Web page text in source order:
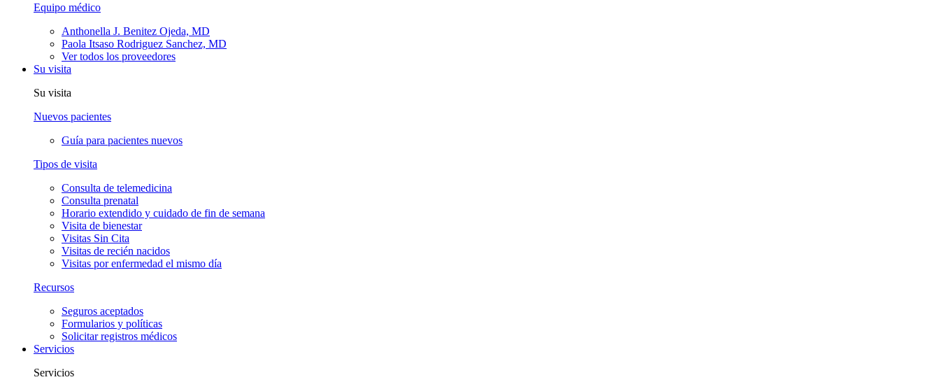
Equipo médico
Anthonella J. Benitez Ojeda, MD
Paola Itsaso Rodriguez Sanchez, MD
Ver todos los proveedores
Su visita
Su visita
Nuevos pacientes
Guía para pacientes nuevos
Tipos de visita
Consulta de telemedicina
Consulta prenatal
Horario extendido y cuidado de fin de semana
Visita de bienestar
Visitas Sin Cita
Visitas de recién nacidos
Visitas por enfermedad el mismo día
Recursos
Seguros aceptados
Formularios y políticas
Solicitar registros médicos
Servicios
Servicios